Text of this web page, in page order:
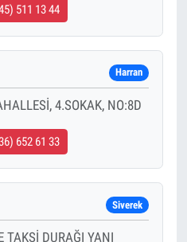
511 13 44
Harran
4.SOKAK, NO:8D
652 61 33
Siverek
TAKSİ DURAĞI YANI